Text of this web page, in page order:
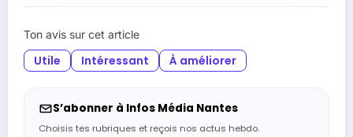
Ton avis sur cet article
Utile Intéressant À améliorer
S’abonner à Infos Média Nantes
Choisis tes rubriques et reçois nos actus hebdo.